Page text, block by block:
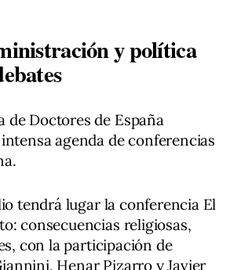
y política
de Doctores de España
agenda de conferencias
tendrá lugar la conferencia El
consecuencias religiosas,
con la participación de
Henar Pizarro y Javier